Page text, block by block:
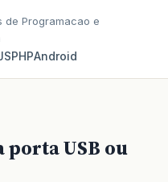
de Programacao e
PHPAndroid
USB ou